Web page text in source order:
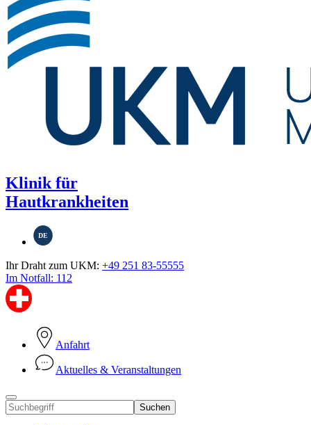
Klinik für
Hautkrankheiten
DE
Ihr Draht zum UKM: +49 251 83-55555
Im Notfall: 112
Anfahrt
Aktuelles & Veranstaltungen
Suchen